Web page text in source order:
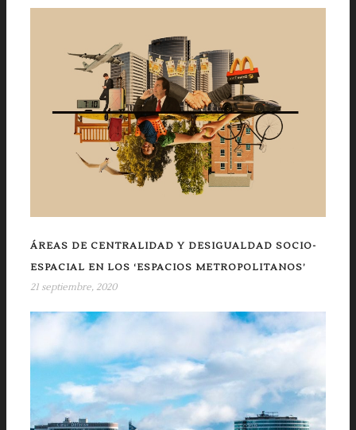
ÁREAS DE CENTRALIDAD Y DESIGUALDAD SOCIO-
ESPACIAL EN LOS ‘ESPACIOS METROPOLITANOS’
21 septiembre, 2020